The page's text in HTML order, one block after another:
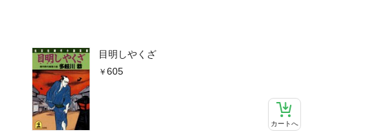
目明しやくざ
605
カートへ